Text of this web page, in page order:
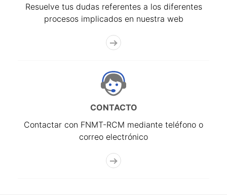
Resuelve tus dudas referentes a los diferentes
procesos implicados en nuestra web
CONTACTO
Contactar con FNMT-RCM mediante teléfono o
correo electrónico